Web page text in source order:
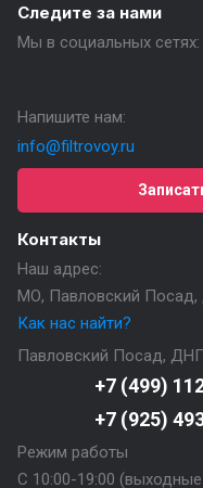
Контакты
Наш адрес:
МО, Павловский Посад,
Как нас найти?
Павловский Посад,
+7 (499)
+7 (925)
Режим работы
С 10:00-19:00
Следите за нами
Мы в социальных сетях:
Напишите нам:
info@filtrovoy.ru